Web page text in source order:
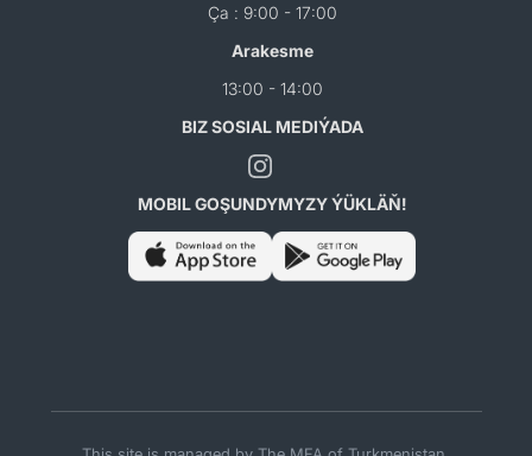
Ça : 9:00 - 17:00
Arakesme
13:00 - 14:00
BIZ SOSIAL MEDIÝADA
MOBIL GOŞUNDYMYZY ÝÜKLÄŇ!